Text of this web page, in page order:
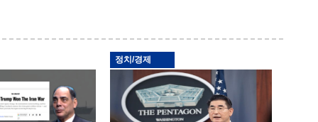
정치/경제